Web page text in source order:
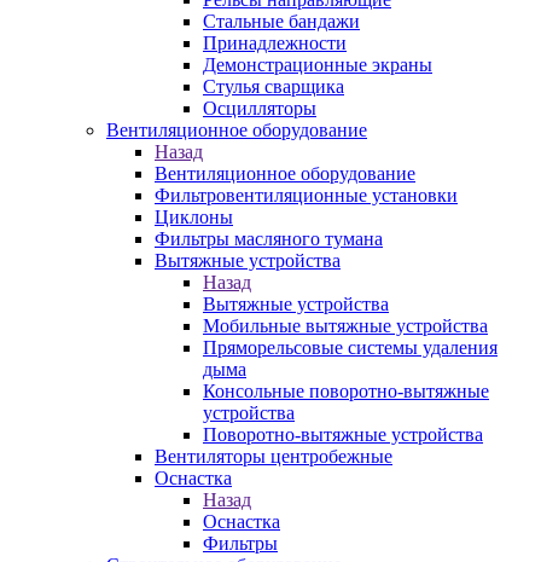
Стальные бандажи
Принадлежности
Демонстрационные экраны
Стулья сварщика
Осцилляторы
Вентиляционное оборудование
Назад
Вентиляционное оборудование
Фильтровентиляционные установки
Циклоны
Фильтры масляного тумана
Вытяжные устройства
Назад
Вытяжные устройства
Мобильные вытяжные устройства
Пряморельсовые системы удаления
дыма
Консольные поворотно-вытяжные
устройства
Поворотно-вытяжные устройства
Вентиляторы центробежные
Оснастка
Назад
Оснастка
Фильтры